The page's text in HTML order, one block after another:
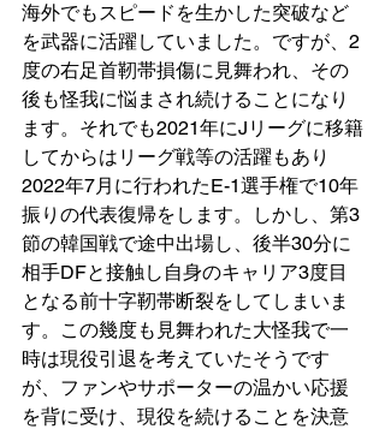
海外でもスピードを生かした突破など
を武器に活躍していました。ですが、2
度の右足首靭帯損傷に見舞われ、その
後も怪我に悩まされ続けることになり
ます。それでも2021年にJリーグに移籍
してからはリーグ戦等の活躍もあり
2022年7月に行われたE-1選手権で10年
振りの代表復帰をします。しかし、第3
節の韓国戦で途中出場し、後半30分に
相手DFと接触し自身のキャリア3度目
となる前十字靭帯断裂をしてしまいま
す。この幾度も見舞われた大怪我で一
時は現役引退を考えていたそうです
が、ファンやサポーターの温かい応援
を背に受け、現役を続けることを決意